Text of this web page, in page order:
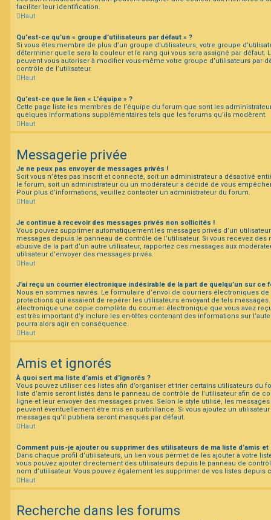
faciliter leur identification.
Haut
Qu’est-ce qu’un « groupe d’utilisateurs par défaut » ?
Si vous êtes membre de plus d’un groupe d’utilisateurs, votre groupe
déterminer quelle sera la couleur et le rang qui vous sera assigné par défaut.
peuvent vous autoriser à modifier vous-même votre groupe d’utilisateurs par
contrôle de l’utilisateur.
Haut
Qu’est-ce que le lien « L’équipe » ?
Cette page liste les membres de l’équipe du forum que sont les
quelques informations supplémentaires tels que les forums qu’ils modèrent.
Haut
Messagerie privée
Je ne peux pas envoyer de messages privés !
Soit vous n’êtes pas inscrit et connecté, soit un administrateur a désactivé
le forum, soit un administrateur ou un modérateur a décidé de vous
Pour plus d’informations, veuillez contacter un administrateur du forum.
Haut
Je continue à recevoir des messages privés non sollicités !
Vous pouvez supprimer automatiquement les messages privés d’un
messages depuis le panneau de contrôle de l’utilisateur. Si vous recevez
abusive de la part d’un autre utilisateur, rapportez ces messages aux
utilisateur d’envoyer des messages privés.
Haut
J’ai reçu un courrier électronique indésirable de la part de quelqu’un sur ce
Nous en sommes navrés. Le formulaire d’envoi de courriers électroniques
protections qui essaient de repérer les utilisateurs envoyant de tels
électronique une copie complète du courrier électronique que vous avez
est très important d’y inclure les en-têtes contenant des informations sur
pourra alors agir en conséquence.
Haut
Amis et ignorés
À quoi sert ma liste d’amis et d’ignorés ?
Vous pouvez utiliser ces listes afin d’organiser et trier certains utilisateurs du
liste d’amis seront listés dans le panneau de contrôle de l’utilisateur afin de
ligne et leur envoyer des messages privés. Selon le style utilisé, les
peuvent éventuellement être mis en surbrillance. Si vous ajoutez un
messages qu’il publiera seront masqués par défaut.
Haut
Comment puis-je ajouter ou supprimer des utilisateurs de ma liste d’amis et
Dans chaque profil d’utilisateurs, un lien vous permet de les ajouter à votre
vous pouvez ajouter directement des utilisateurs depuis le panneau de
nom d’utilisateur. Vous pouvez également les supprimer de vos listes depuis
Haut
Recherche dans les forums